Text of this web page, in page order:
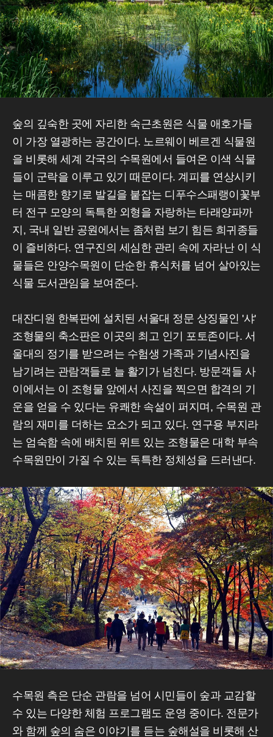
숲의 깊숙한 곳에 자리한 숙근초원은 식물 애호가들
이 가장 열광하는 공간이다. 노르웨이 베르겐 식물원
을 비롯해 세계 각국의 수목원에서 들여온 이색 식물
들이 군락을 이루고 있기 때문이다. 계피를 연상시키
는 매콤한 향기로 발길을 붙잡는 디푸수스패랭이꽃부
터 전구 모양의 독특한 외형을 자랑하는 타래양파까
지, 국내 일반 공원에서는 좀처럼 보기 힘든 희귀종들
이 즐비하다. 연구진의 세심한 관리 속에 자라난 이 식
물들은 안양수목원이 단순한 휴식처를 넘어 살아있는
식물 도서관임을 보여준다.
대잔디원 한복판에 설치된 서울대 정문 상징물인 '샤'
조형물의 축소판은 이곳의 최고 인기 포토존이다. 서
울대의 정기를 받으려는 수험생 가족과 기념사진을
남기려는 관람객들로 늘 활기가 넘친다. 방문객들 사
이에서는 이 조형물 앞에서 사진을 찍으면 합격의 기
운을 얻을 수 있다는 유쾌한 속설이 퍼지며, 수목원 관
람의 재미를 더하는 요소가 되고 있다. 연구용 부지라
는 엄숙함 속에 배치된 위트 있는 조형물은 대학 부속
수목원만이 가질 수 있는 독특한 정체성을 드러낸다.
수목원 측은 단순 관람을 넘어 시민들이 숲과 교감할
수 있는 다양한 체험 프로그램도 운영 중이다. 전문가
와 함께 숲의 숨은 이야기를 듣는 숲해설을 비롯해 산